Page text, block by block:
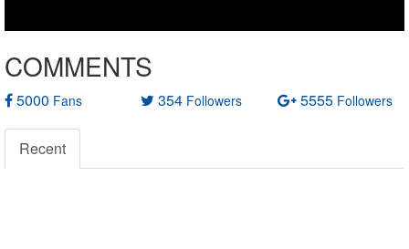
COMMENTS
5000 Fans 354 Followers 5555 Followers
Recent